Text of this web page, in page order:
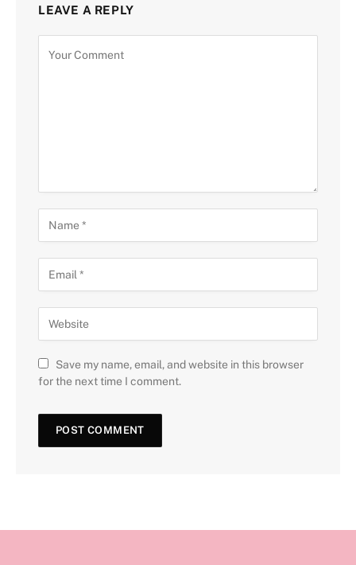
LEAVE A REPLY
Save my name, email, and website in this browser
for the next time I comment.